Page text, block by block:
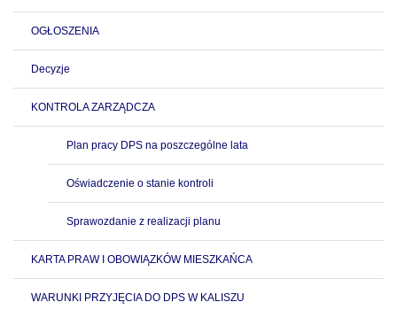
OGŁOSZENIA
Decyzje
KONTROLA ZARZĄDCZA
Plan pracy DPS na poszczególne lata
Oświadczenie o stanie kontroli
Sprawozdanie z realizacji planu
KARTA PRAW I OBOWIĄZKÓW MIESZKAŃCA
WARUNKI PRZYJĘCIA DO DPS W KALISZU